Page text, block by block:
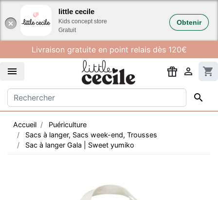
little cecile
Kids concept store
Gratuit
Obtenir
Livraison gratuite en point relais dès 120€
  shopping_cart

Accueil
Puériculture
Sacs à langer, Sacs week-end, Trousses
Sac à langer Gala | Sweet yumiko